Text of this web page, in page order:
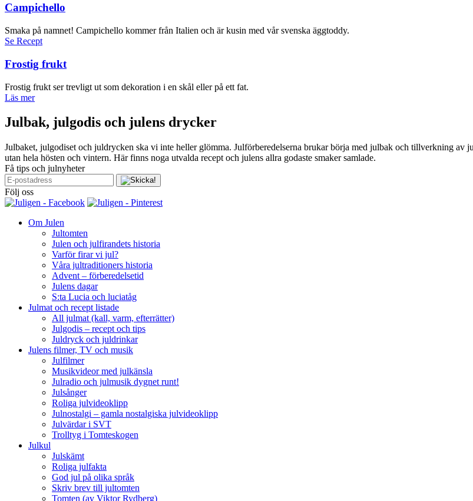
Campichello
Smaka på namnet! Campichello kommer från Italien och är kusin med vår svenska äggtoddy.
Se Recept
Frostig frukt
Frostig frukt ser trevligt ut som dekoration i en skål eller på ett fat.
Läs mer
Julbak, julgodis och julens drycker
Julbaket, julgodiset och juldrycken ska vi inte heller glömma. Julförberedelserna brukar börja med julbak och tillverkning av
utan hela hösten och vintern. Här finns noga utvalda recept och julens allra godaste smaker samlade.
Få tips och julnyheter
Följ oss
Om Julen
Jultomten
Julen och julfirandets historia
Varför firar vi jul?
Våra jultraditioners historia
Advent – förberedelsetid
Julens dagar
S:ta Lucia och luciatåg
Julmat och recept listade
All julmat (kall, varm, efterrätter)
Julgodis – recept och tips
Juldryck och juldrinkar
Julens filmer, TV och musik
Julfilmer
Musikvideor med julkänsla
Julradio och julmusik dygnet runt!
Julsånger
Roliga julvideoklipp
Julnostalgi – gamla nostalgiska julvideoklipp
Julvärdar i SVT
Trolltyg i Tomteskogen
Julkul
Julskämt
Roliga julfakta
God jul på olika språk
Skriv brev till jultomten
Tomten (av Viktor Rydberg)